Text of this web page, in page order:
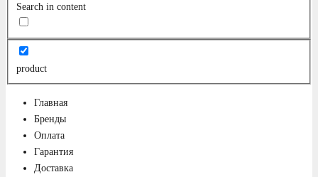
Search in content
product
Главная
Бренды
Оплата
Гарантия
Доставка